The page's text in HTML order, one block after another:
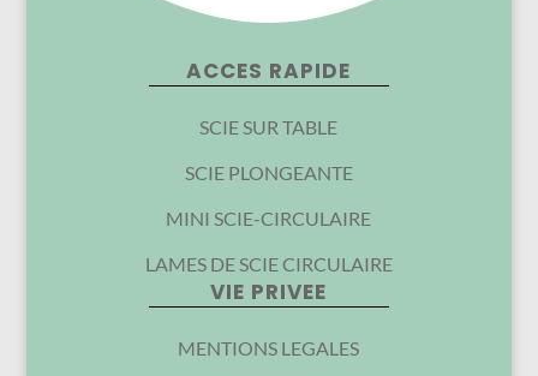
ACCES RAPIDE
SCIE SUR TABLE
SCIE PLONGEANTE
MINI SCIE-CIRCULAIRE
LAMES DE SCIE CIRCULAIRE
VIE PRIVEE
MENTIONS LEGALES